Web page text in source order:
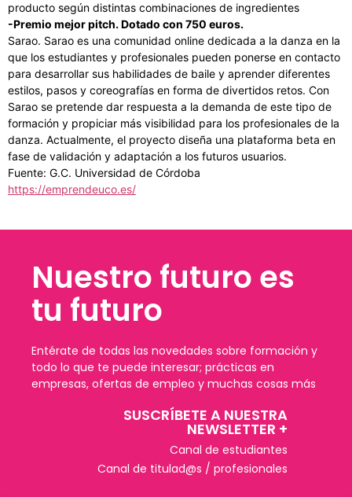
producto según distintas combinaciones de ingredientes
-Premio mejor pitch. Dotado con 750 euros.
Sarao. Sarao es una comunidad online dedicada a la danza en la
que los estudiantes y profesionales pueden ponerse en contacto
para desarrollar sus habilidades de baile y aprender diferentes
estilos, pasos y coreografías en forma de divertidos retos. Con
Sarao se pretende dar respuesta a la demanda de este tipo de
formación y propiciar más visibilidad para los profesionales de la
danza. Actualmente, el proyecto diseña una plataforma beta en
fase de validación y adaptación a los futuros usuarios.
Fuente: G.C. Universidad de Córdoba
https://emprendeuco.es/
Nuestro futuro es
tu futuro
Entérate de todas las novedades sobre formación y
todo lo que te puede interesar; prácticas en
empresas, ofertas de empleo y muchas cosas más
SUSCRÍBETE A NUESTRA
NEWSLETTER +​
Canal de estudiantes
Canal de titulad@s / profesionales